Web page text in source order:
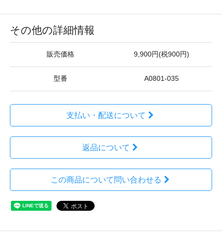
その他の詳細情報
販売価格 9,900円(税900円)
型番 A0801-035
支払い・配送について
返品について
この商品について問い合わせる